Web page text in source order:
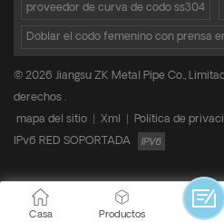
proveedor de curva de codo ss304
Doblar el codo femenino con prensa
© 2026 Jiangsu ZK Metal Pipe Co.,
derechos .
mapa del sitio
Xml Política de
IPv6 RED SOPORTADA
Casa Productos